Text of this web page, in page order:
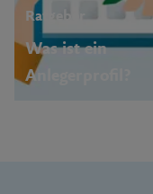
Ratgeber
Was ist ein
Anlegerprofil?